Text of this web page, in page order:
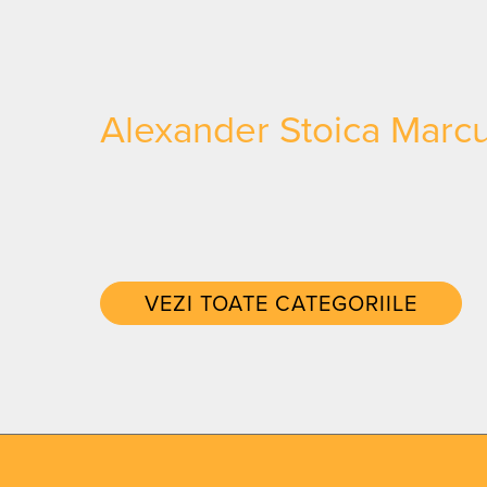
Alexander Stoica
VEZI TOATE CATEGORIILE